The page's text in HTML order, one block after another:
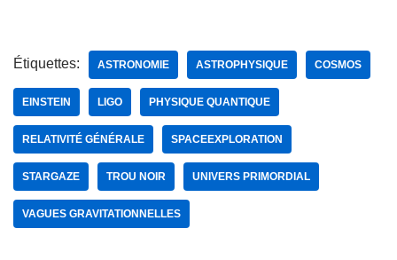
Étiquettes: ASTRONOMIE ASTROPHYSIQUE COSMOS
EINSTEIN LIGO PHYSIQUE QUANTIQUE
RELATIVITÉ GÉNÉRALE SPACEEXPLORATION
STARGAZE TROU NOIR UNIVERS PRIMORDIAL
VAGUES GRAVITATIONNELLES